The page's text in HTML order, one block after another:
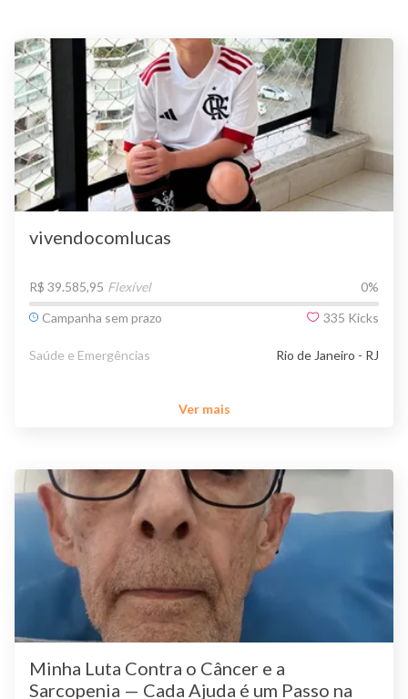
vivendocomlucas
R$ 39.585,95 Flexível 0%
Campanha sem prazo
335 Kicks
Saúde e Emergências Rio de Janeiro - RJ
Ver mais
Minha Luta Contra o Câncer e a
Sarcopenia — Cada Ajuda é um Passo na